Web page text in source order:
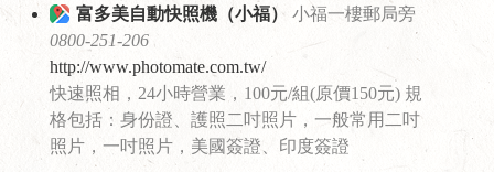
富多美自動快照機（小福） 小福一樓郵局旁
0800-251-206
http://www.photomate.com.tw/
快速照相，24小時營業，100元/組(原價150元) 規
格包括：身份證、護照二吋照片，一般常用二吋
照片，一吋照片，美國簽證、印度簽證